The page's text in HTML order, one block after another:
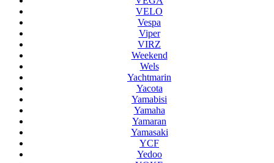
VELO
Vespa
Viper
VIRZ
Weekend
Wels
Yachtmarin
Yacota
Yamabisi
Yamaha
Yamaran
Yamasaki
YCF
Yedoo